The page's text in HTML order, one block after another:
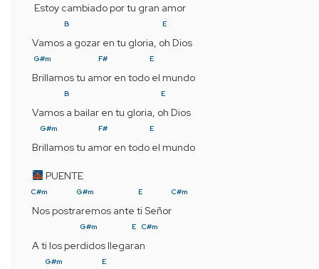
Estoy cambiado por tu gran amor
B E
Vamos a gozar en tu gloria, oh Dios
G#m F# E
Brillamos tu amor en todo el mundo
B E
Vamos a bailar en tu gloria, oh Dios
G#m F# E
Brillamos tu amor en todo el mundo
PUENTE
C#m G#m E C#m
Nos postraremos ante ti Señor
G#m E C#m
A ti los perdidos llegaran
G#m E